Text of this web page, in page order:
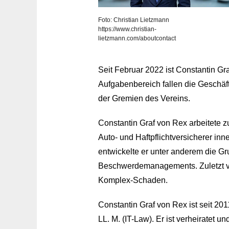
Foto: Christian Lietzmann
https://www.christian-
lietzmann.com/aboutcontact
Seit Februar 2022 ist Constantin
Aufgabenbereich fallen die
der Gremien des Vereins.
Constantin Graf von Rex arbeitete
Auto- und Haftpflichtversicherer
entwickelte er unter anderem die
Beschwerdemanagements. Zuletzt
Komplex-Schaden.
Constantin Graf von Rex ist seit
LL. M. (IT-Law). Er ist verheiratet